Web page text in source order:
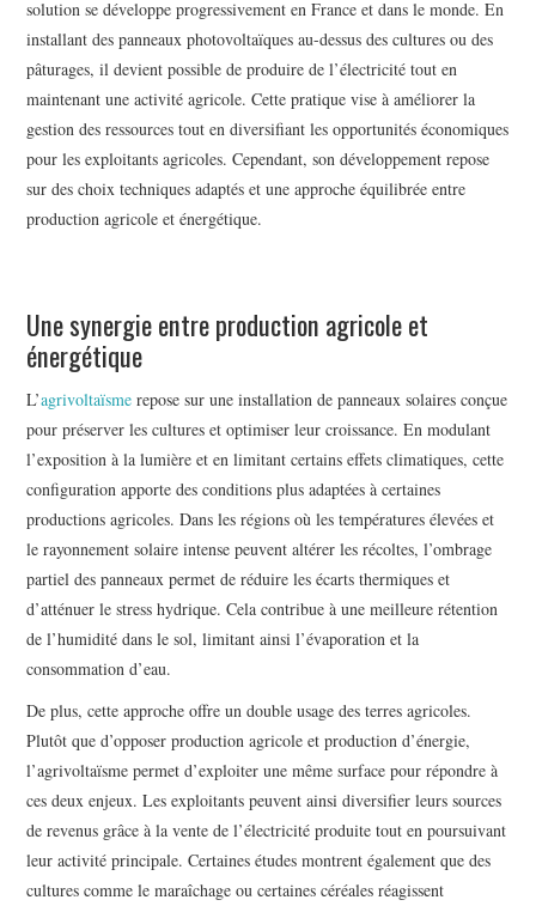
solution se développe progressivement en France et dans le monde. En
installant des panneaux photovoltaïques au-dessus des cultures ou des
pâturages, il devient possible de produire de l’électricité tout en
maintenant une activité agricole. Cette pratique vise à améliorer la
gestion des ressources tout en diversifiant les opportunités économiques
pour les exploitants agricoles. Cependant, son développement repose
sur des choix techniques adaptés et une approche équilibrée entre
production agricole et énergétique.
Une synergie entre production agricole et
énergétique
L’agrivoltaïsme repose sur une installation de panneaux solaires conçue
pour préserver les cultures et optimiser leur croissance. En modulant
l’exposition à la lumière et en limitant certains effets climatiques, cette
configuration apporte des conditions plus adaptées à certaines
productions agricoles. Dans les régions où les températures élevées et
le rayonnement solaire intense peuvent altérer les récoltes, l’ombrage
partiel des panneaux permet de réduire les écarts thermiques et
d’atténuer le stress hydrique. Cela contribue à une meilleure rétention
de l’humidité dans le sol, limitant ainsi l’évaporation et la
consommation d’eau.
De plus, cette approche offre un double usage des terres agricoles.
Plutôt que d’opposer production agricole et production d’énergie,
l’agrivoltaïsme permet d’exploiter une même surface pour répondre à
ces deux enjeux. Les exploitants peuvent ainsi diversifier leurs sources
de revenus grâce à la vente de l’électricité produite tout en poursuivant
leur activité principale. Certaines études montrent également que des
cultures comme le maraîchage ou certaines céréales réagissent